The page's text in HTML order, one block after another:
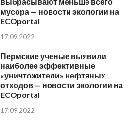
мусора — новости экологии на
ECOportal
17.09.2022
Пермские ученые выявили
наиболее эффективные
«уничтожители» нефтяных
отходов — новости экологии на
ECOportal
17.09.2022